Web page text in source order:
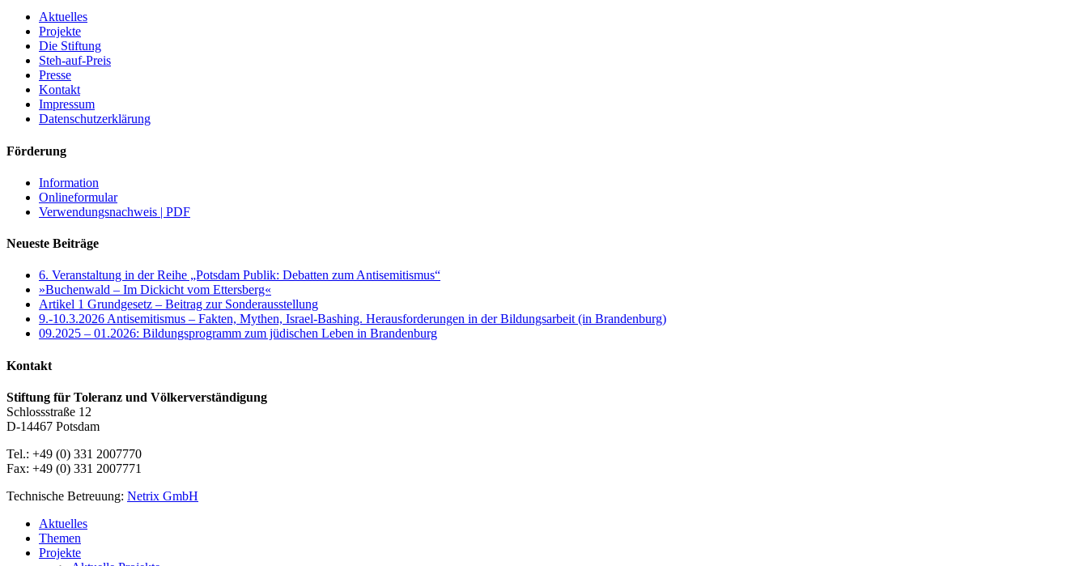
Aktuelles
Projekte
Die Stiftung
Steh-auf-Preis
Presse
Kontakt
Impressum
Datenschutzerklärung
Förderung
Information
Onlineformular
Verwendungsnachweis | PDF
Neueste Beiträge
6. Veranstaltung in der Reihe „Potsdam Publik: Debatten zum Antisemitismus“
»Buchenwald – Im Dickicht vom Ettersberg«
Artikel 1 Grundgesetz – Beitrag zur Sonderausstellung
9.-10.3.2026 Antisemitismus – Fakten, Mythen, Israel-Bashing. Herausforderungen in der Bildungsarbeit (in Brandenburg)
09.2025 – 01.2026: Bildungsprogramm zum jüdischen Leben in Brandenburg
Kontakt
Stiftung für Toleranz und Völkerverständigung
Schlossstraße 12
D-14467 Potsdam
Tel.: +49 (0) 331 2007770
Fax: +49 (0) 331 2007771
Technische Betreuung: Netrix GmbH
Close
Menu
Aktuelles
Themen
Projekte